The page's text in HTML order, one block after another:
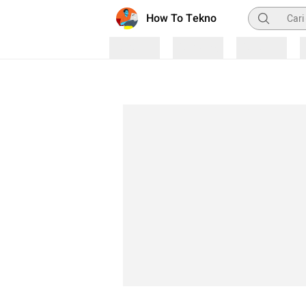
How To Tekno Pencarian